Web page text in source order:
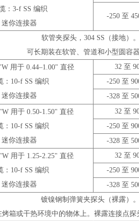
：3-f SS 编织
迷你连接器
-250 至
软管夹探头，304 SS（接地）。
可长期装在软管、管道和小型圆容器
用于 0.44–1.00" 直径
：10-f SS 编织
迷你连接器
32 至
-250 至
-328 至
用于 0.50-1.50" 直径
：10-f SS 编织
迷你连接器
32 至
-250 至
-328 至
用于 1.25-2.25" 直径
：10-f SS 编织
迷你连接器
32 至
-250 至
-328 至
镀镍钢制弹簧夹探头（裸露）。
烤箱或干热环境中的物体上。裸露连接点探